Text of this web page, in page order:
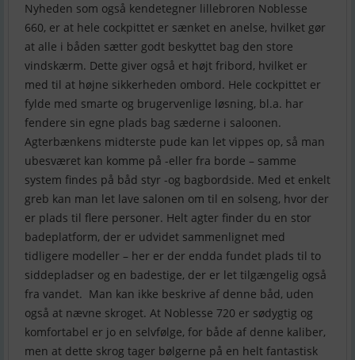
Nyheden som også kendetegner lillebroren Noblesse
660, er at hele cockpittet er sænket en anelse, hvilket gør
at alle i båden sætter godt beskyttet bag den store
vindskærm. Dette giver også et højt fribord, hvilket er
med til at højne sikkerheden ombord. Hele cockpittet er
fylde med smarte og brugervenlige løsning, bl.a. har
fendere sin egne plads bag sæderne i saloonen.
Agterbænkens midterste pude kan let vippes op, så man
ubesværet kan komme på -eller fra borde – samme
system findes på båd styr -og bagbordside. Med et enkelt
greb kan man let lave salonen om til en solseng, hvor der
er plads til flere personer. Helt agter finder du en stor
badeplatform, der er udvidet sammenlignet med
tidligere modeller – her er der endda fundet plads til to
siddepladser og en badestige, der er let tilgængelig også
fra vandet. Man kan ikke beskrive af denne båd, uden
også at nævne skroget. At Noblesse 720 er sødygtig og
komfortabel er jo en selvfølge, for både af denne kaliber,
men at dette skrog tager bølgerne på en helt fantastisk